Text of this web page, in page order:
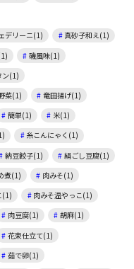
デリーニ(1)
真砂子和え(1)
磯風味(1)
ン(1)
菜(1)
竜田揚げ(1)
簡単(1)
米(1)
糸こんにゃく(1)
納豆餃子(1)
絹ごし豆腐(1)
煮(1)
肉みそ(1)
(1)
肉みそ温やっこ(1)
肉豆腐(1)
胡麻(1)
花束仕立て(1)
茹で卵(1)